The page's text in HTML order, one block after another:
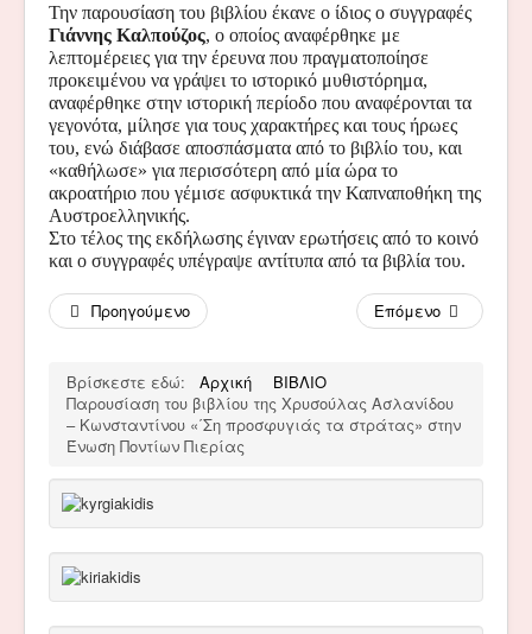
Την παρουσίαση του βιβλίου έκανε ο ίδιος ο συγγραφές
Γιάννης Καλπούζος, ο οποίος αναφέρθηκε με
λεπτομέρειες για την έρευνα που πραγματοποίησε
προκειμένου να γράψει το ιστορικό μυθιστόρημα,
αναφέρθηκε στην ιστορική περίοδο που αναφέρονται τα
γεγονότα, μίλησε για τους χαρακτήρες και τους ήρωες
του, ενώ διάβασε αποσπάσματα από το βιβλίο του, και
«καθήλωσε» για περισσότερη από μία ώρα το
ακροατήριο που γέμισε ασφυκτικά την Καπναποθήκη της
Αυστροελληνικής.
Στο τέλος της εκδήλωσης έγιναν ερωτήσεις από το κοινό
και ο συγγραφές υπέγραψε αντίτυπα από τα βιβλία του.
Προηγούμενο Επόμενο
Βρίσκεστε εδώ: Αρχική
ΒΙΒΛΙΟ
Παρουσίαση του βιβλίου της Χρυσούλας Ασλανίδου
– Κωνσταντίνου «΄Ση προσφυγιάς τα στράτας» στην
Ένωση Ποντίων Πιερίας